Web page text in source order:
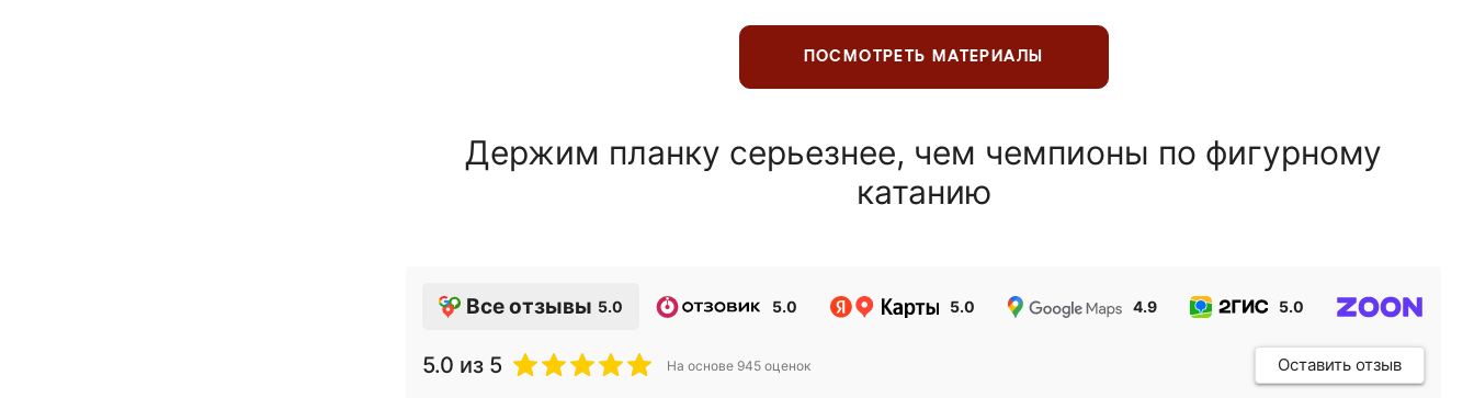
ПОСМОТРЕТЬ МАТЕРИАЛЫ
Держим планку серьезнее, чем чемпионы по фигурному
катанию
Все отзывы 5.0 5.0 5.0 4.9 5.0
5.0 из 5 На основе 945 оценок Оставить отзыв